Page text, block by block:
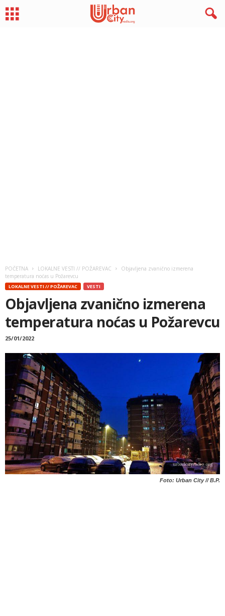
POČETNA LOKALNE VESTI // POŽAREVAC
Objavljena zvanično izmerena
temperatura noćas u Požarevcu
LOKALNE VESTI // POŽAREVAC VESTI
Objavljena zvanično izmerena
temperatura noćas u Požarevcu
25/01/2022
Foto: Urban City // B.P.